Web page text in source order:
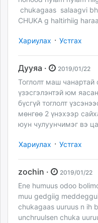
chukagaas salaagvi
CHUKA g haltirhiig
Хариулах · Устгах
Дууяа · 2019/01/22
Тоглолт маш
үзэсгэлэнтэй юм
бүсгүй тоглолт
мөнгөө 2 үнэхээр
юун чулуунчимэг вэ
Хариулах · Устгах
zochin · 2019/01/22
Ene humuus odoo
muu gedgiig
chukagaas uuruus n ih
unchruulsen chuka